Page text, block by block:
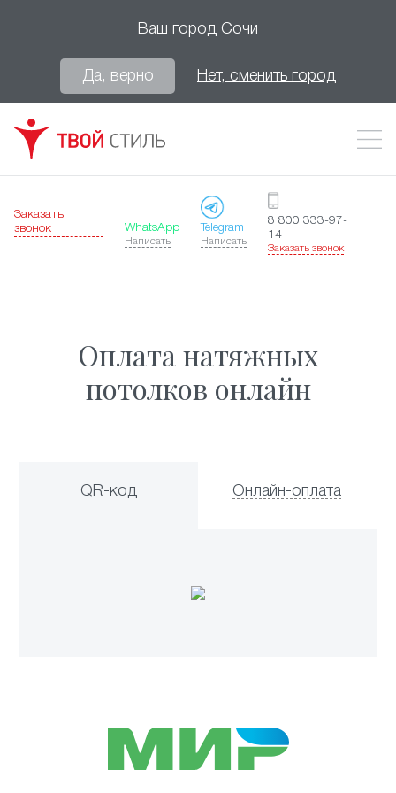
Ваш город Сочи
Да, верно Нет, сменить город
Заказать
звонок
WhatsApp
Написать
Telegram
Написать
8 800 333-97-
14
Заказать звонок
Оплата натяжных
потолков онлайн
QR-код Онлайн-оплата